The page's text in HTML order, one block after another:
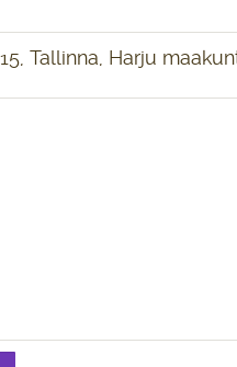
Tallinna, Harju